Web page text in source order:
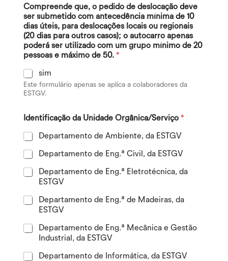
Compreende que, o pedido de deslocação deve
ser submetido com antecedência mínima de 10
dias úteis, para deslocações locais ou regionais
(20 dias para outros casos); o autocarro apenas
poderá ser utilizado com um grupo mínimo de 20
pessoas e máximo de 50. *
sim
Este formulário apenas se aplica a colaboradores da
ESTGV.
Identificação da Unidade Orgânica/Serviço *
Departamento de Ambiente, da ESTGV
Departamento de Eng.ª Civil, da ESTGV
Departamento de Eng.ª Eletrotécnica, da
ESTGV
Departamento de Eng.ª de Madeiras, da
ESTGV
Departamento de Eng.ª Mecânica e Gestão
Industrial, da ESTGV
Departamento de Informática, da ESTGV